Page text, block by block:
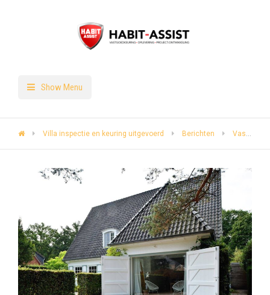
Show Menu
Villa inspectie en keuring uitgevoerd Berichten Vastgoedkeuring